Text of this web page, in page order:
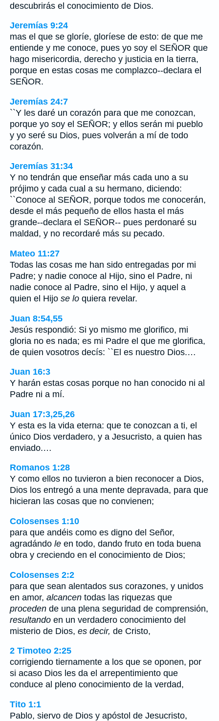
descubrirás el conocimiento de Dios.
Jeremías 9:24
mas el que se gloríe, gloríese de esto: de que me
entiende y me conoce, pues yo soy el SEÑOR que
hago misericordia, derecho y justicia en la tierra,
porque en estas cosas me complazco--declara el
SEÑOR.
Jeremías 24:7
``Y les daré un corazón para que me conozcan,
porque yo soy el SEÑOR; y ellos serán mi pueblo
y yo seré su Dios, pues volverán a mí de todo
corazón.
Jeremías 31:34
Y no tendrán que enseñar más cada uno a su
prójimo y cada cual a su hermano, diciendo:
``Conoce al SEÑOR, porque todos me conocerán,
desde el más pequeño de ellos hasta el más
grande--declara el SEÑOR-- pues perdonaré su
maldad, y no recordaré más su pecado.
Mateo 11:27
Todas las cosas me han sido entregadas por mi
Padre; y nadie conoce al Hijo, sino el Padre, ni
nadie conoce al Padre, sino el Hijo, y aquel a
quien el Hijo se lo quiera revelar.
Juan 8:54,55
Jesús respondió: Si yo mismo me glorifico, mi
gloria no es nada; es mi Padre el que me glorifica,
de quien vosotros decís: ``El es nuestro Dios.…
Juan 16:3
Y harán estas cosas porque no han conocido ni al
Padre ni a mí.
Juan 17:3,25,26
Y esta es la vida eterna: que te conozcan a ti, el
único Dios verdadero, y a Jesucristo, a quien has
enviado.…
Romanos 1:28
Y como ellos no tuvieron a bien reconocer a Dios,
Dios los entregó a una mente depravada, para que
hicieran las cosas que no convienen;
Colosenses 1:10
para que andéis como es digno del Señor,
agradándo le en todo, dando fruto en toda buena
obra y creciendo en el conocimiento de Dios;
Colosenses 2:2
para que sean alentados sus corazones, y unidos
en amor, alcancen todas las riquezas que
proceden de una plena seguridad de comprensión,
resultando en un verdadero conocimiento del
misterio de Dios, es decir, de Cristo,
2 Timoteo 2:25
corrigiendo tiernamente a los que se oponen, por
si acaso Dios les da el arrepentimiento que
conduce al pleno conocimiento de la verdad,
Tito 1:1
Pablo, siervo de Dios y apóstol de Jesucristo,